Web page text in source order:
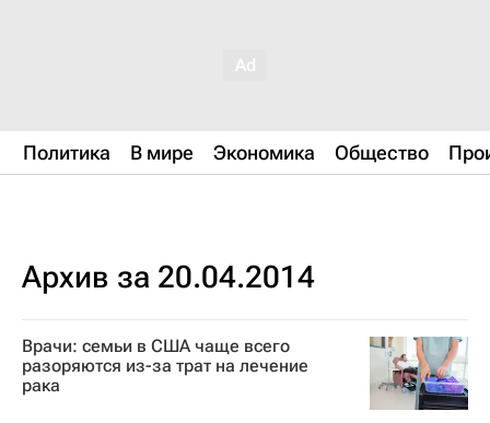
Политика В мире Экономика Общество
Архив за 20.04.2014
Врачи: семьи в США чаще всего
разоряются из-за трат на лечение
рака